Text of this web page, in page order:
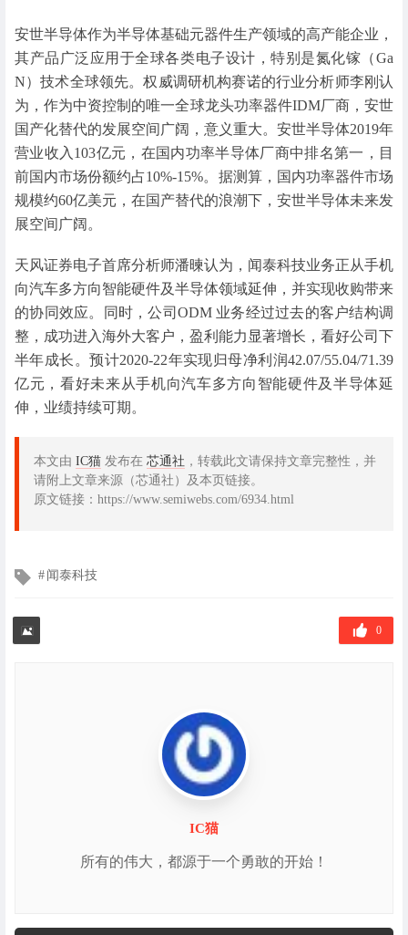
安世半导体作为半导体基础元器件生产领域的高产能企业，
其产品广泛应用于全球各类电子设计，特别是氮化镓（Ga
N）技术全球领先。权威调研机构赛诺的行业分析师李刚认
为，作为中资控制的唯一全球龙头功率器件IDM厂商，安世
国产化替代的发展空间广阔，意义重大。安世半导体2019年
营业收入103亿元，在国内功率半导体厂商中排名第一，目
前国内市场份额约占10%-15%。据测算，国内功率器件市场
规模约60亿美元，在国产替代的浪潮下，安世半导体未来发
展空间广阔。
天风证券电子首席分析师潘暕认为，闻泰科技业务正从手机
向汽车多方向智能硬件及半导体领域延伸，并实现收购带来
的协同效应。同时，公司ODM 业务经过过去的客户结构调
整，成功进入海外大客户，盈利能力显著增长，看好公司下
半年成长。预计2020-22年实现归母净利润42.07/55.04/71.39
亿元，看好未来从手机向汽车多方向智能硬件及半导体延
伸，业绩持续可期。
本文由 IC猫 发布在 芯通社 ，转载此文请保持文章完整性，并
请附上文章来源（芯通社）及本页链接。
原文链接：https://www.semiwebs.com/6934.html
文
签
闻泰科技
0
IC猫
所有的伟大，都源于一个勇敢的开始！